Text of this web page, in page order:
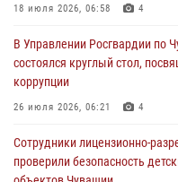
поздравил специалистов
01 августа 2026, 00:01
18 июля 2026, 06:58 4
В Управлении Росгвардии по
состоялся круглый стол,
коррупции
26 июля 2026, 06:21 4
Сотрудники лицензионно-
проверили безопасность